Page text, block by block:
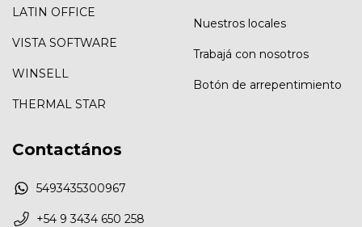
LATIN OFFICE
VISTA SOFTWARE
WINSELL
THERMAL STAR
Nuestros locales
Trabajá con nosotros
Botón de arrepentimiento
Contactános
5493435300967
+54 9 3434 650 258